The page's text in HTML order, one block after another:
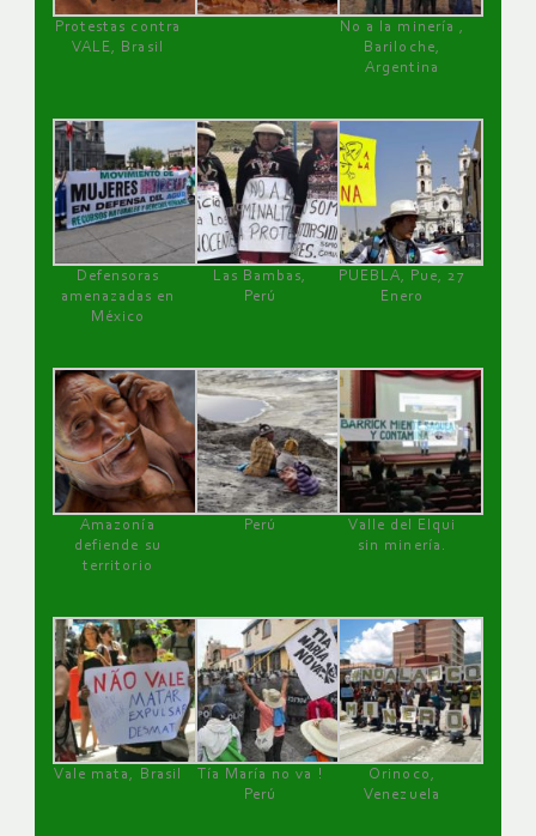
Protestas contra
VALE, Brasil
No a la minería ,
Bariloche,
Argentina
Defensoras
amenazadas en
México
Las Bambas,
Perú
PUEBLA, Pue, 27
Enero
Amazonía
defiende su
territorio
Perú
Valle del Elqui
sin minería.
Vale mata, Brasil
Tía María no va !
Perú
Orinoco,
Venezuela